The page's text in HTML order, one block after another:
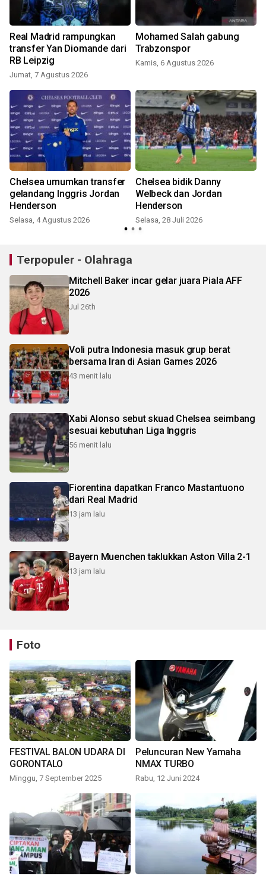
Real Madrid rampungkan
transfer Yan Diomande dari
RB Leipzig
Jumat, 7 Agustus 2026
Mohamed Salah gabung
Trabzonspor
Kamis, 6 Agustus 2026
Chelsea umumkan transfer
gelandang Inggris Jordan
Henderson
Selasa, 4 Agustus 2026
Chelsea bidik Danny
Welbeck dan Jordan
Henderson
Selasa, 28 Juli 2026
Terpopuler - Olahraga
Mitchell Baker incar gelar juara Piala AFF
2026
Jul 26th
Voli putra Indonesia masuk grup berat
bersama Iran di Asian Games 2026
43 menit lalu
Xabi Alonso sebut skuad Chelsea seimbang
sesuai kebutuhan Liga Inggris
56 menit lalu
Fiorentina dapatkan Franco Mastantuono
dari Real Madrid
13 jam lalu
Bayern Muenchen taklukkan Aston Villa 2-1
13 jam lalu
Foto
FESTIVAL BALON UDARA DI
GORONTALO
Minggu, 7 September 2025
Peluncuran New Yamaha
NMAX TURBO
Rabu, 12 Juni 2024